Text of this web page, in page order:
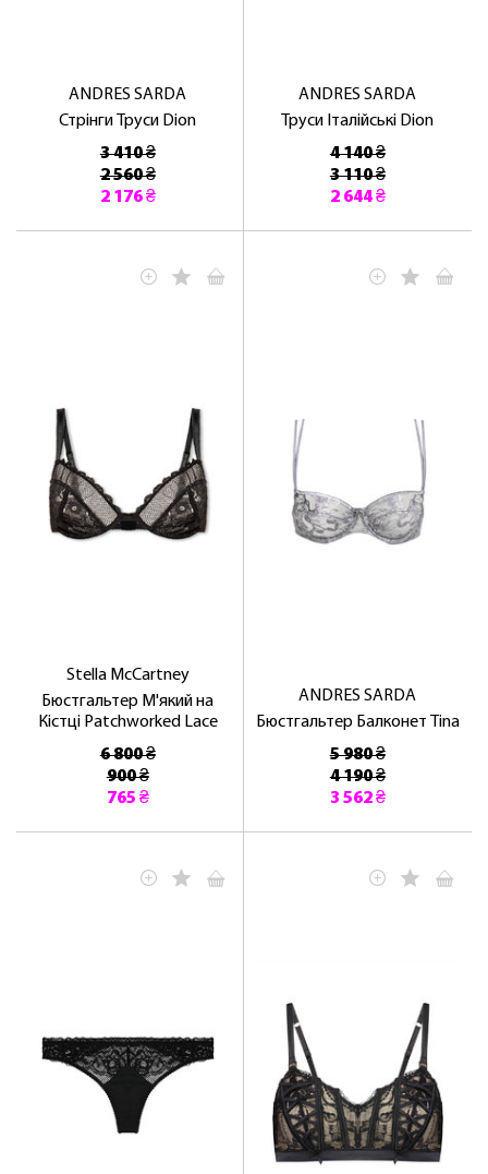
ANDRES SARDA
Стрінги Труси Dion
3 410 ₴
2 560 ₴
2 176 ₴
ANDRES SARDA
Труси Італійські Dion
4 140 ₴
3 110 ₴
2 644 ₴
Stella McCartney
Бюстгальтер М'який на
Кістці Patchworked Lace
6 800 ₴
900 ₴
765 ₴
ANDRES SARDA
Бюстгальтер Балконет Tina
5 980 ₴
4 190 ₴
3 562 ₴